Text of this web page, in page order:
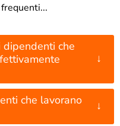
dipendenti che
↓
che lavorano
↓